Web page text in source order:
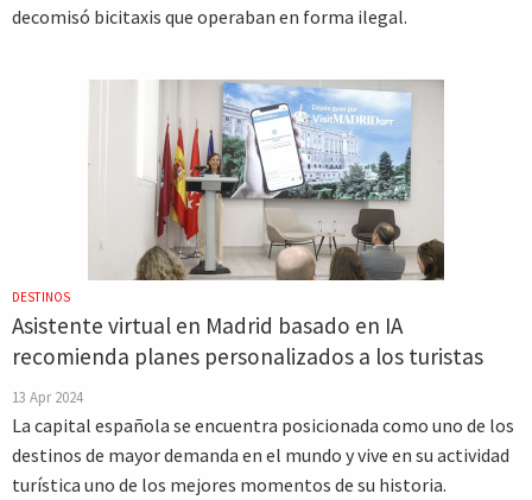
decomisó bicitaxis que operaban en forma ilegal.
DESTINOS
Asistente virtual en Madrid basado en IA
recomienda planes personalizados a los turistas
13 Apr 2024
La capital española se encuentra posicionada como uno de los
destinos de mayor demanda en el mundo y vive en su actividad
turística uno de los mejores momentos de su historia.